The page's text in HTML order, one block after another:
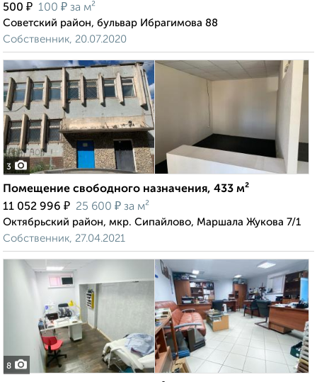
500 ₽ 100 ₽ за м²
Советский район, бульвар Ибрагимова 88
Собственник, 20.07.2020
3
Помещение свободного назначения, 433 м²
11 052 996 ₽ 25 600 ₽ за м²
Октябрьский район, мкр. Сипайлово, Маршала Жукова 7/1
Собственник, 27.04.2021
8